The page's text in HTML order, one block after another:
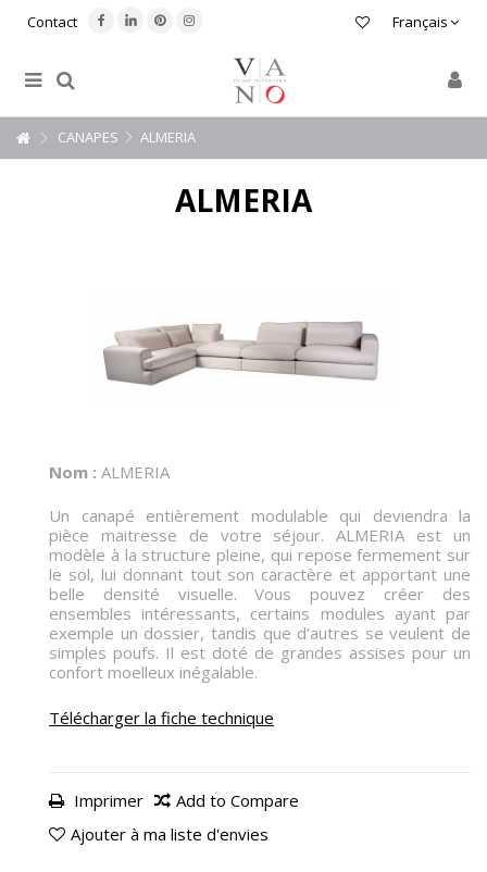
Français
Contact
CANAPES ALMERIA
ALMERIA
Nom : ALMERIA
Un canapé entièrement modulable qui deviendra la
pièce maitresse de votre séjour. ALMERIA est un
modèle à la structure pleine, qui repose fermement sur
le sol, lui donnant tout son caractère et apportant une
belle densité visuelle. Vous pouvez créer des
ensembles intéressants, certains modules ayant par
exemple un dossier, tandis que d’autres se veulent de
simples poufs. Il est doté de grandes assises pour un
confort moelleux inégalable.
Télécharger la fiche technique
Imprimer
Add to Compare
Ajouter à ma liste d'envies